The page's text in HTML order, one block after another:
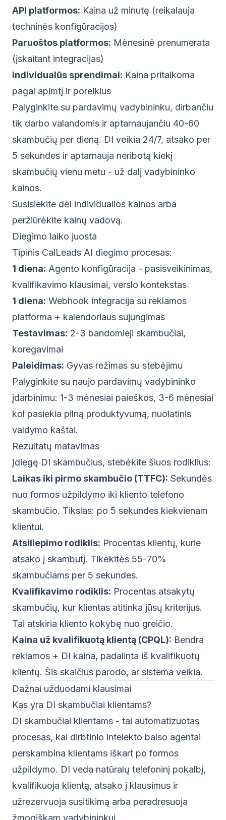
API platformos: Kaina už minutę (reikalauja
techninės konfigūracijos)
Paruoštos platformos: Mėnesinė prenumerata
(įskaitant integracijas)
Individualūs sprendimai: Kaina pritaikoma
pagal apimtį ir poreikius
Palyginkite su pardavimų vadybininku, dirbančiu
tik darbo valandomis ir aptarnaujančiu 40-60
skambučių per dieną. DI veikia 24/7, atsako per
5 sekundes ir aptarnauja neribotą kiekį
skambučių vienu metu - už dalį vadybininko
kainos.
Susisiekite dėl individualios kainos arba
peržiūrėkite kainų vadovą.
Diegimo laiko juosta
Tipinis CalLeads AI diegimo procesas:
1 diena: Agento konfigūracija - pasisveikinimas,
kvalifikavimo klausimai, verslo kontekstas
1 diena: Webhook integracija su reklamos
platforma + kalendoriaus sujungimas
Testavimas: 2-3 bandomieji skambučiai,
koregavimai
Paleidimas: Gyvas režimas su stebėjimu
Palyginkite su naujo pardavimų vadybininko
įdarbinimu: 1-3 mėnesiai paieškos, 3-6 mėnesiai
kol pasiekia pilną produktyvumą, nuolatinis
valdymo kaštai.
Rezultatų matavimas
Įdiegę DI skambučius, stebėkite šiuos rodiklius:
Laikas iki pirmo skambučio (TTFC): Sekundės
nuo formos užpildymo iki kliento telefono
skambučio. Tikslas: po 5 sekundes kiekvienam
klientui.
Atsiliepimo rodiklis: Procentas klientų, kurie
atsako į skambutį. Tikėkitės 55-70%
skambučiams per 5 sekundes.
Kvalifikavimo rodiklis: Procentas atsakytų
skambučių, kur klientas atitinka jūsų kriterijus.
Tai atskiria kliento kokybę nuo greičio.
Kaina už kvalifikuotą klientą (CPQL): Bendra
reklamos + DI kaina, padalinta iš kvalifikuotų
klientų. Šis skaičius parodo, ar sistema veikia.
Dažnai užduodami klausimai
Kas yra DI skambučiai klientams?
DI skambučiai klientams - tai automatizuotas
procesas, kai dirbtinio intelekto balso agentai
perskambina klientams iškart po formos
užpildymo. DI veda natūralų telefoninį pokalbį,
kvalifikuoja klientą, atsako į klausimus ir
užrezervuoja susitikimą arba peradresuoja
žmogiškam vadybininkui.